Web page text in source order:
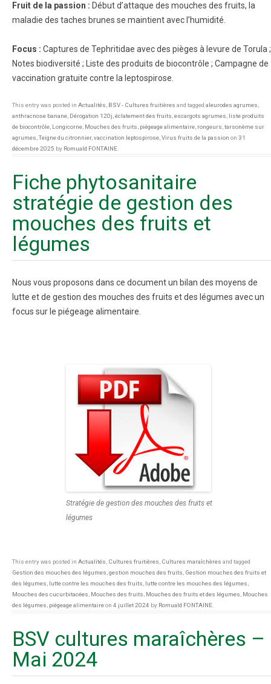
Fruit de la passion : Début d’attaque des mouches des fruits, la
maladie des taches brunes se maintient avec l’humidité.
Focus : Captures de Tephritidae avec des pièges à levure de Torula ;
Notes biodiversité ; Liste des produits de biocontrôle ; Campagne de
vaccination gratuite contre la leptospirose.
This entry was posted in Actualités BSV - Cultures fruitières and tagged aleurodes agrumes
anthracnose banane Dérogation 120j éclatement des fruits escargots agrumes liste produits
de biocontrôle Longicorne Mouches des fruits piégeage alimentaire rongeurs tarsonème sur
agrumes Teigne du citronnier, vaccination leptospirose Virus fruits de la passion on 31
décembre 2025 by Romuald FONTAINE
Fiche phytosanitaire
stratégie de gestion des
mouches des fruits et
légumes
Nous vous proposons dans ce document un bilan des moyens de
lutte et de gestion des mouches des fruits et des légumes avec un
focus sur le piégeage alimentaire.
Stratégie de gestion des mouches des fruits et
légumes
This entry was posted in Actualités Cultures fruitières Cultures maraîchères and tagged
Gestion des mouches des légumes gestion mouches des fruits Gestion mouches des fruits et
des légumes lutte contre les mouches des fruits lutte contre les mouches des légumes
Mouches des cucurbitacées Mouches des fruits Mouches des fruits et des légumes Mouches
des légumes piégeage alimentaireon 4 juillet 2024 by Romuald FONTAINE
BSV cultures maraîchères –
Mai 2024